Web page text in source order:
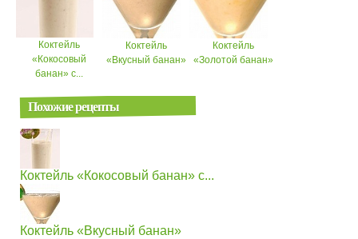
Коктейль
«Кокосовый
банан» с...
Коктейль
«Вкусный банан»
Коктейль
«Золотой банан»
Похожие рецепты
Коктейль «Кокосовый банан» с...
Коктейль «Вкусный банан»